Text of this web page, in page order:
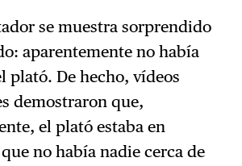
se muestra sorprendido
aparentemente no había
plató. De hecho, vídeos
demostraron que,
el plató estaba en
no había nadie cerca de